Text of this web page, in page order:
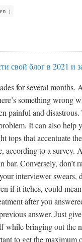
↓
свой блог в 2021 и
for several months.
something wrong
painful and
It can also help
tops that accentuate
according to a survey.
bar. Conversely, don’t
interviewer swears,
if it itches, could
after you
answer. Just
while bringing out the
to get the maximum